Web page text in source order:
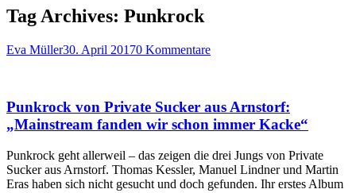
Tag Archives: Punkrock
Eva Müller30. April 20170 Kommentare
Punkrock von Private Sucker aus Arnstorf:
„Mainstream fanden wir schon immer Kacke“
Punkrock geht allerweil – das zeigen die drei Jungs von Private
Sucker aus Arnstorf. Thomas Kessler, Manuel Lindner und Martin
Eras haben sich nicht gesucht und doch gefunden. Ihr erstes Album